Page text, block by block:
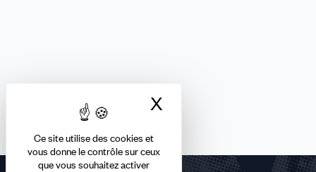
Ce site utilise des cookies et
vous donne le contrôle sur ceux
que vous souhaitez activer
X